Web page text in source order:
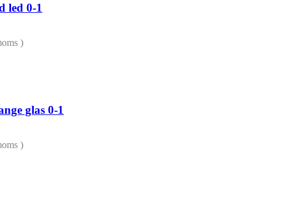
led 0-1
)
glas 0-1
)